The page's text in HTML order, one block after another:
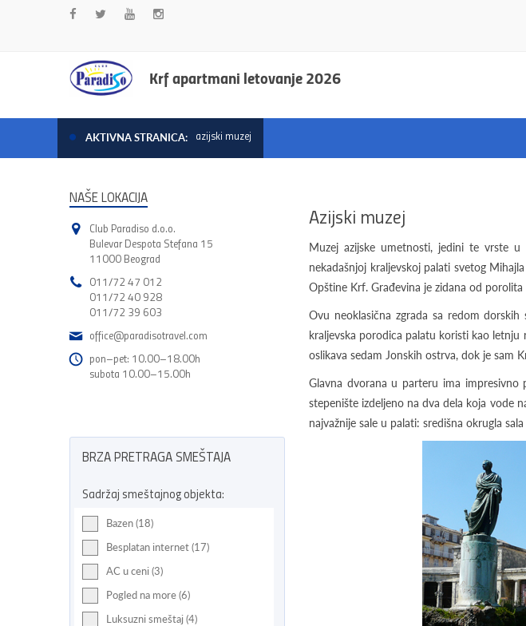
Krf apartmani letovanje 2026
AKTIVNA STRANICA: azijski muzej
Azijski muzej
Muzej azijske umetnosti, jedini te vrste
nekadašnjoj kraljevskoj palati svetog
Opštine Krf. Građevina je zidana od
Ovu neoklasična zgrada sa redom
kraljevska porodica palatu koristi kao
oslikava sedam Jonskih ostrva, dok je sam
Glavna dvorana u parteru ima impresivno
stepenište izdeljeno na dva dela koja vode
najvažnije sale u palati: središna okrugla
NAŠE LOKACIJA
Club Paradiso d.o.o.
Bulevar Despota Stefana 15
11000 Beograd
011/72 47 012
011/72 40 928
011/72 39 603
office@paradisotravel.com
pon–pet: 10.00–18.00h
subota 10.00–15.00h
BRZA PRETRAGA SMEŠTAJA
Sadržaj smeštajnog objekta:
Bazen (18)
Besplatan internet (17)
AC u ceni (3)
Pogled na more (6)
Luksuzni smeštaj (4)